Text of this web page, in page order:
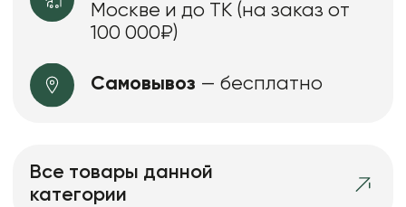
Москве и до ТК (на заказ от
100 000₽)
Самовывоз — бесплатно
Все товары данной
категории